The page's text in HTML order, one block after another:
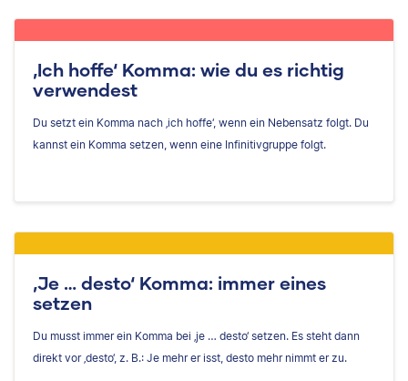
‚Ich hoffe‘ Komma: wie du es richtig
verwendest
Du setzt ein Komma nach ‚ich hoffe‘, wenn ein Nebensatz folgt. Du
kannst ein Komma setzen, wenn eine Infinitivgruppe folgt.
‚Je … desto‘ Komma: immer eines
setzen
Du musst immer ein Komma bei ‚je … desto‘ setzen. Es steht dann
direkt vor ‚desto‘, z. B.: Je mehr er isst, desto mehr nimmt er zu.